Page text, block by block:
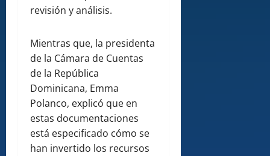
revisión y análisis.
Mientras que, la presidenta
de la Cámara de Cuentas
de la República
Dominicana, Emma
Polanco, explicó que en
estas documentaciones
está especificado cómo se
han invertido los recursos